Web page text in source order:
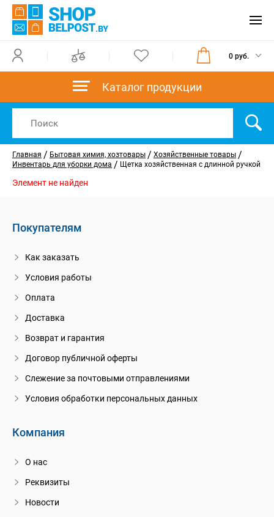
0 руб.
Каталог продукции
Главная / Бытовая химия, хозтовары / Хозяйственные товары /
Инвентарь для уборки дома / Щетка хозяйственная с длинной ручкой
Элемент не найден
Покупателям
Как заказать
Условия работы
Оплата
Доставка
Возврат и гарантия
Договор публичной оферты
Слежение за почтовыми отправлениями
Условия обработки персональных данных
Компания
О нас
Реквизиты
Новости